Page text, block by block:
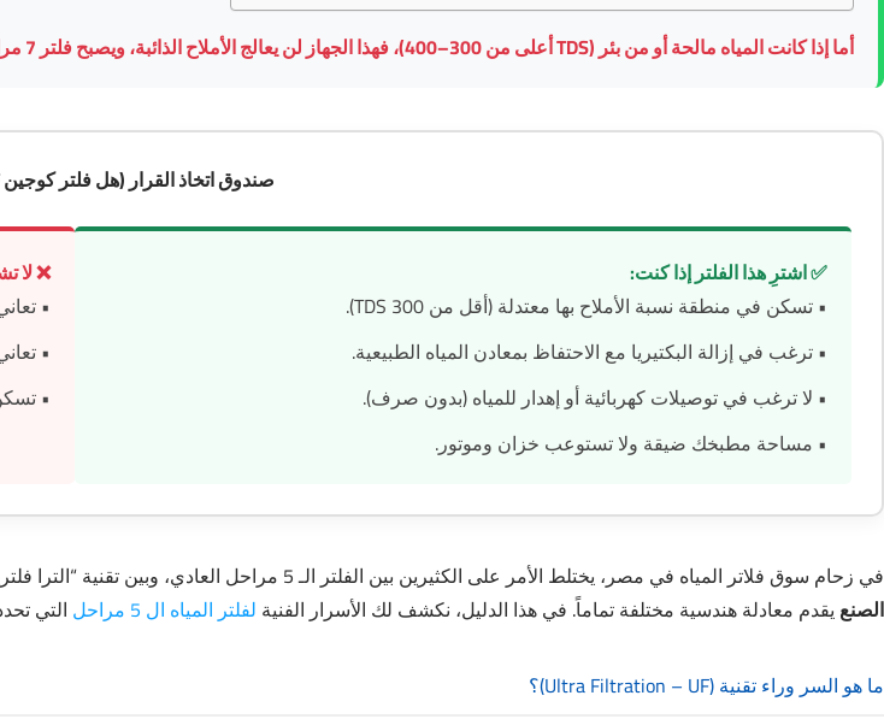
أما إذا كانت المياه مالحة أو من بئر (TDS أعلى من 300–400)، فهذا الجهاز لن يعالج الأملاح الذائبة، ويصبح فلتر 7 مراحل بتقنية RO هو الحل الأدق.
صندوق اتخاذ القرار (هل فلتر كوجين UF مناسب لك؟)
✅ اشترِ هذا الفلتر إذا كنت:
• تسكن في منطقة نسبة الأملاح بها معتدلة (أقل من 300 TDS).
• ترغب في إزالة البكتيريا مع الاحتفاظ بمعادن المياه الطبيعية.
• لا ترغب في توصيلات كهربائية أو إهدار للمياه (بدون صرف).
• مساحة مطبخك ضيقة ولا تستوعب خزان وموتور.
❌ لا
•
•
•
في زحام سوق فلاتر المياه في مصر، يختلط الأمر على الكثيرين بين الفلتر الـ 5 مراحل العادي، وبين تقنية “الترا فلتريشن UF”. الكثير من الشركات تبيع أجهزة رديئة على أنها حلول سحرية، ولكن جهاز
الصنعيقدم معادلة هندسية مختلفة تماماً. في هذا الدليل، نكشف لك الأسرار الفنية لفلتر المياه ال 5 مراحل التي
ما هو السر وراء تقنية (Ultra Filtration – UF)؟